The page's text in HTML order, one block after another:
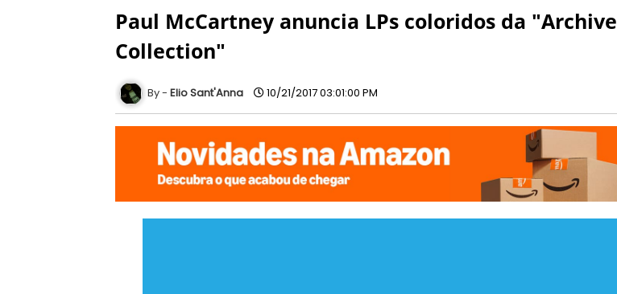
Paul McCartney anuncia LPs coloridos da "Archive
Collection"
Elio Sant'Anna 10/21/2017 03:01:00 PM